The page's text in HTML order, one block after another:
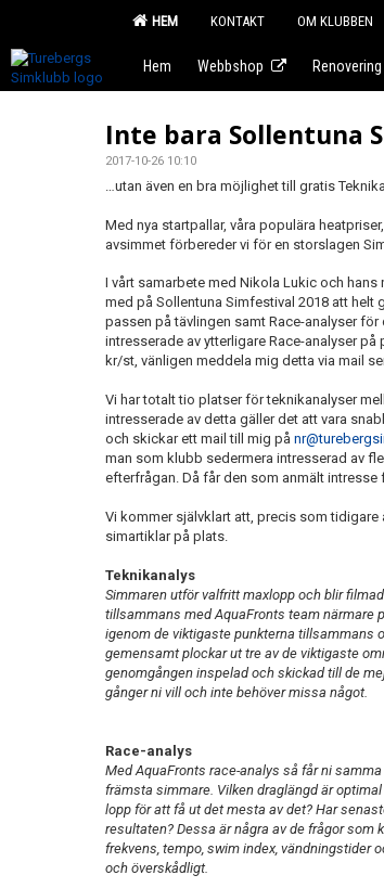
HEM KONTAKT OM KLUBBEN
Hem Webbshop
Inte bara Sollentuna
2017-10-26 10:10
…utan även en bra möjlighet till gratis
Med nya startpallar, våra populära
avsimmet förbereder vi för en storslagen
I vårt samarbete med Nikola Lukic och
med på Sollentuna Simfestival 2018 att
passen på tävlingen samt Race-analyser
intresserade av ytterligare Race-analyser
kr/st, vänligen meddela mig detta via mail
Vi har totalt tio platser för teknikanalyser
intresserade av detta gäller det att vara
och skickar ett mail till mig på
man som klubb sedermera intresserad av
efterfrågan. Då får den som anmält intresse
Vi kommer självklart att, precis som
simartiklar på plats.
Teknikanalys
Simmaren utför valfritt maxlopp och blir
tillsammans med AquaFronts team närmare
igenom de viktigaste punkterna tillsammans
gemensamt plockar ut tre av de viktigaste
genomgången inspelad och skickad till de
gånger ni vill och inte behöver missa något.
Race-analys
Med AquaFronts race-analys så får ni
främsta simmare. Vilken draglängd är
lopp för att få ut det mesta av det? Har
resultaten? Dessa är några av de frågor som
frekvens, tempo, swim index, vändningstider
och överskådligt.